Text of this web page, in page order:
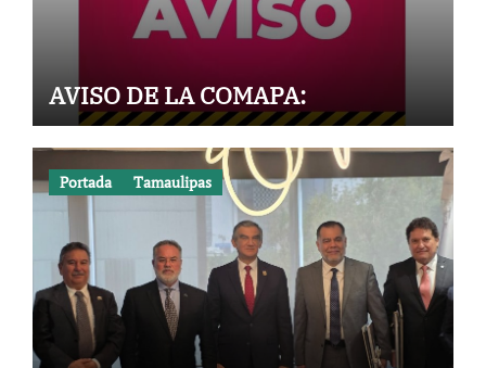
AVISO DE LA COMAPA:
Portada Tamaulipas